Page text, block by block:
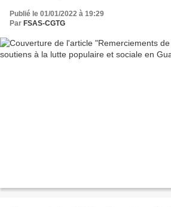
Publié le 01/01/2022 à 19:29
Par FSAS-CGTG